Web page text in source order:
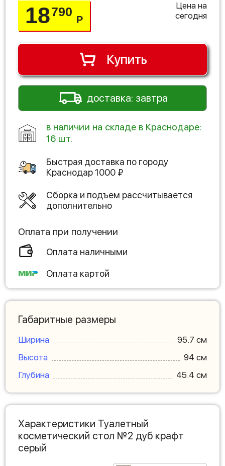
18790
Р
Цена на
сегодня
Купить
доставка: завтра
в наличии на складе в Краснодаре:
16 шт.
Быстрая доставка по городу
Краснодар1000 ₽
Сборка и подъем рассчитывается
дополнительно
Оплата при получении
Оплата наличными
Оплата картой
Габаритные размеры
Ширина
95.7 см
Высота
94 см
Глубина
45.4 см
Характеристики Туалетный
косметический стол №2 дуб крафт
серый